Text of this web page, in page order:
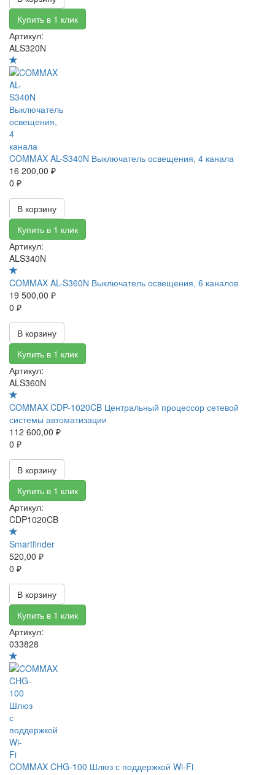
Купить в 1 клик
Артикул:
ALS320N
COMMAX AL-S340N Выключатель освещения, 4 канала
16 200,00 ₽
0 ₽
В корзину
Купить в 1 клик
Артикул:
ALS340N
COMMAX AL-S360N Выключатель освещения, 6 каналов
19 500,00 ₽
0 ₽
В корзину
Купить в 1 клик
Артикул:
ALS360N
COMMAX CDP-1020CB Центральный процессор сетевой
системы автоматизации
112 600,00 ₽
0 ₽
В корзину
Купить в 1 клик
Артикул:
CDP1020CB
Smartfinder
520,00 ₽
0 ₽
В корзину
Купить в 1 клик
Артикул:
033828
COMMAX CHG-100 Шлюз с поддержкой Wi-Fi